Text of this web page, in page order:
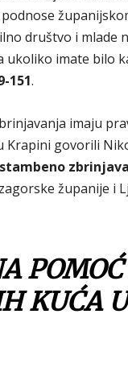
društvo i mlade
imate bilo
151.
imaju
Krapini govorili
županije i
KUĆA